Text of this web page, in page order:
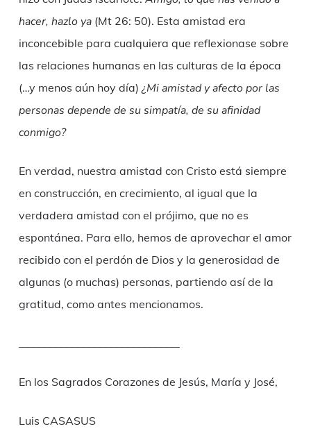
hacer, hazlo ya(Mt 26: 50). Esta amistad era
inconcebible para cualquiera que reflexionase sobre
las relaciones humanas en las culturas de la época
(…y menos aún hoy día) ¿Mi amistad y afecto por las
personas depende de su simpatía, de su afinidad
conmigo?
En verdad, nuestra amistad con Cristo está siempre
en construcción, en crecimiento, al igual que la
verdadera amistad con el prójimo, que no es
espontánea. Para ello, hemos de aprovechar el amor
recibido con el perdón de Dios y la generosidad de
algunas (o muchas) personas, partiendo así de la
gratitud, como antes mencionamos.
En los Sagrados Corazones de Jesús, María y José,
Luis CASASUS